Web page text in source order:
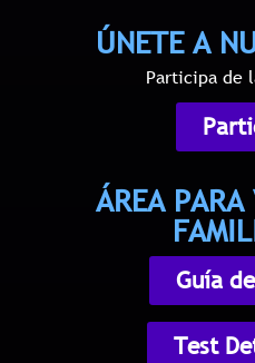
ÚNETE A
Participa de
ÁREA
Guía
Test